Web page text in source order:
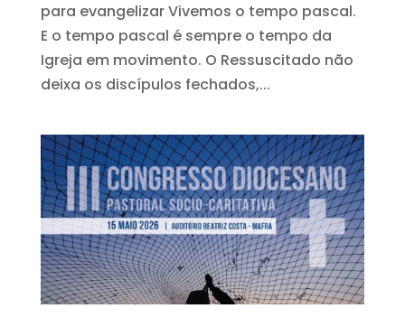
para evangelizar Vivemos o tempo pascal.
E o tempo pascal é sempre o tempo da
Igreja em movimento. O Ressuscitado não
deixa os discípulos fechados,...